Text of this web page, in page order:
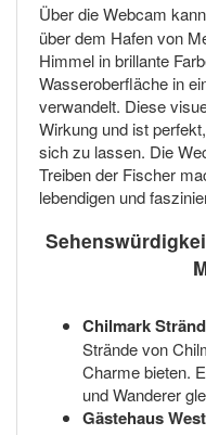
Über die Webcam
über dem Hafen von
Himmel in brillante
Wasseroberfläche in
verwandelt. Diese
Wirkung und ist
sich zu lassen. Die
Treiben der Fischer
lebendigen und
Chilmark
Strände von
Charme bieten.
und Wanderer
Gästehaus